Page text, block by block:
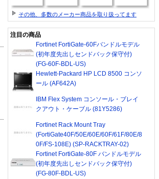
その他、多数のメーカー商品を取り扱ってます
注目の商品
Fortinet FortiGate-60Fバンドルモデル
(初年度先出しセンドバック保守付)
(FG-60F-BDL-US)
Hewlett-Packard HP LCD 8500 コンソ
ール (AF642A)
IBM Flex System コンソール・ブレイ
クアウト・ケーブル (81Y5286)
Fortinet Rack Mount Tray
(FortiGate40F/50E/60E/60F/61F/80E/8
0F/FS-108E) (SP-RACKTRAY-02)
Fortinet FortiGate-80F バンドルモデル
(初年度先出しセンドバック保守付)
(FG-80F-BDL-US)